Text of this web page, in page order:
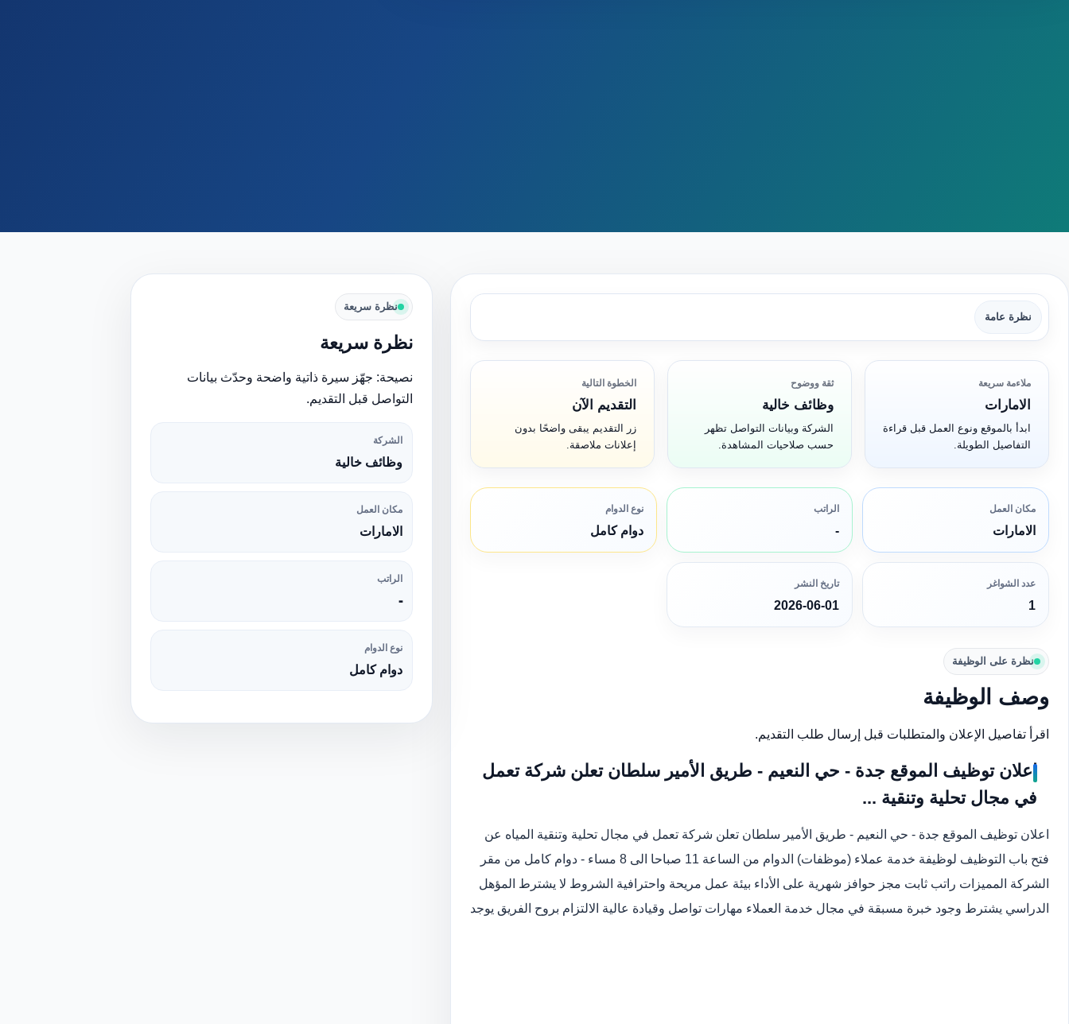
نظرة عامة
ملاءمة سريعة
الامارات
ابدأ بالموقع ونوع العمل قبل قراءة
التفاصيل الطويلة.
ثقة ووضوح
وظائف خالية
الشركة وبيانات التواصل تظهر
حسب صلاحيات المشاهدة.
الخطوة التالية
التقديم الآن
زر التقديم يبقى واضحًا بدون
إعلانات ملاصقة.
مكان العمل
الامارات
الراتب
-
نوع الدوام
دوام كامل
عدد الشواغر
1
تاريخ النشر
2026-06-01
نظرة على الوظيفة
وصف الوظيفة
اقرأ تفاصيل الإعلان والمتطلبات قبل إرسال طلب التقديم.
اعلان توظيف الموقع جدة - حي النعيم - طريق الأمير سلطان تعلن شركة تعمل
في مجال تحلية وتنقية ...
اعلان توظيف الموقع جدة - حي النعيم - طريق الأمير سلطان تعلن شركة تعمل في مجال تحلية وتنقية المياه عن
فتح باب التوظيف لوظيفة خدمة عملاء (موظفات) الدوام من الساعة 11 صباحا الى 8 مساء - دوام كامل من مقر
الشركة المميزات راتب ثابت مجز حوافز شهرية على الأداء بيئة عمل مريحة واحترافية الشروط لا يشترط المؤهل
الدراسي يشترط وجود خبرة مسبقة في مجال خدمة العملاء مهارات تواصل وقيادة عالية الالتزام بروح الفريق يوجد
نظرة سريعة
نظرة سريعة
نصيحة: جهّز سيرة ذاتية واضحة وحدّث بيانات
التواصل قبل التقديم.
الشركة
وظائف خالية
مكان العمل
الامارات
الراتب
-
نوع الدوام
دوام كامل